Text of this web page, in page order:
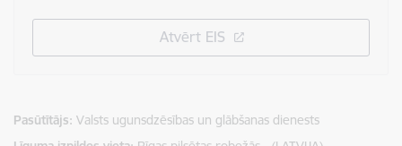
Atvērt EIS
Pasūtītājs Valsts ugunsdzēsības un glābšanas dienests